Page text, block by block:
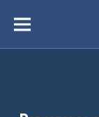
вмістуMenu